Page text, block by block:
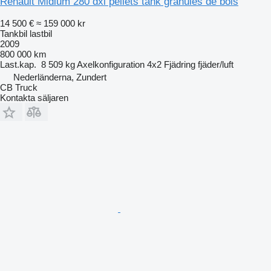
14 500 € ≈ 159 000 kr
Tankbil lastbil
2009
800 000 km
Last.kap. 8 509 kgAxelkonfiguration 4x2 Fjädring fjäder/luft
Nederländerna, Zundert
CB Truck
Kontakta säljaren